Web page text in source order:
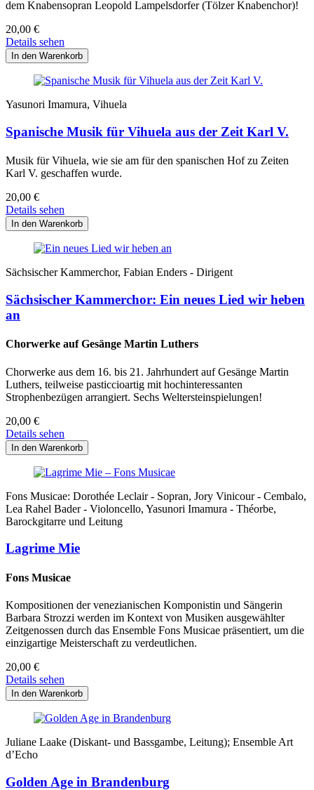
dem Knabensopran Leopold Lampelsdorfer (Tölzer Knabenchor)!
20,00 €
Details sehen
Yasunori Imamura, Vihuela
Spanische Musik für Vihuela aus der Zeit Karl V.
Musik für Vihuela, wie sie am für den spanischen Hof zu Zeiten
Karl V. geschaffen wurde.
20,00 €
Details sehen
Sächsischer Kammerchor, Fabian Enders - Dirigent
Sächsischer Kammerchor: Ein neues Lied wir heben
an
Chorwerke auf Gesänge Martin Luthers
Chorwerke aus dem 16. bis 21. Jahrhundert auf Gesänge Martin
Luthers, teilweise pasticcioartig mit hochinteressanten
Strophenbezügen arrangiert. Sechs Weltersteinspielungen!
20,00 €
Details sehen
Fons Musicae: Dorothée Leclair - Sopran, Jory Vinicour - Cembalo,
Lea Rahel Bader - Violoncello, Yasunori Imamura - Théorbe,
Barockgitarre und Leitung
Lagrime Mie
Fons Musicae
Kompositionen der venezianischen Komponistin und Sängerin
Barbara Strozzi werden im Kontext von Musiken ausgewählter
Zeitgenossen durch das Ensemble Fons Musicae präsentiert, um die
einzigartige Meisterschaft zu verdeutlichen.
20,00 €
Details sehen
Juliane Laake (Diskant- und Bassgambe, Leitung); Ensemble Art
d’Echo
Golden Age in Brandenburg